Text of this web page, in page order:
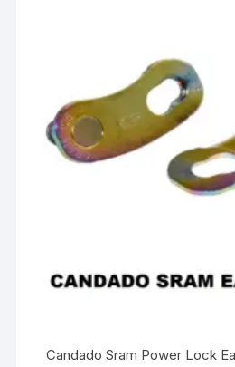
Candado Sram Power Lock